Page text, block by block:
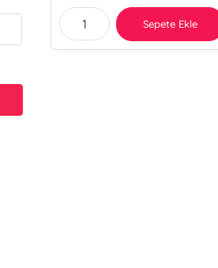
Sepete Ekle